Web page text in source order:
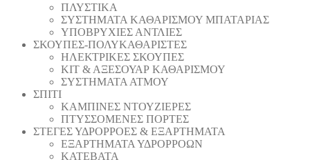
ΠΛΥΣΤΙΚΑ
ΣΥΣΤΗΜΑΤΑ ΚΑΘΑΡΙΣΜΟΥ ΜΠΑΤΑΡΙΑΣ
ΥΠΟΒΡΥΧΙΕΣ ΑΝΤΛΙΕΣ
ΣΚΟΥΠΕΣ-ΠΟΛΥΚΑΘΑΡΙΣΤΕΣ
ΗΛΕΚΤΡΙΚΕΣ ΣΚΟΥΠΕΣ
ΚΙΤ & ΑΞΕΣΟΥΑΡ ΚΑΘΑΡΙΣΜΟΥ
ΣΥΣΤΗΜΑΤΑ ΑΤΜΟΥ
ΣΠΙΤΙ
ΚΑΜΠΙΝΕΣ ΝΤΟΥΖΙΕΡΕΣ
ΠΤΥΣΣΟΜΕΝΕΣ ΠΟΡΤΕΣ
ΣΤΕΓΕΣ ΥΔΡΟΡΡΟΕΣ & ΕΞΑΡΤΗΜΑΤΑ
ΕΞΑΡΤΗΜΑΤΑ ΥΔΡΟΡΡΟΩΝ
ΚΑΤΕΒΑΤΑ